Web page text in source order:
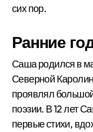
сих пор.
Ранние
Саша родился в
Северной
проявлял
поэзии. В 12 лет
первые стихи,